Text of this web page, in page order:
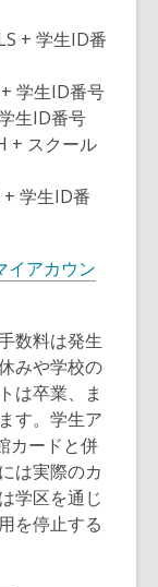
+ 学生ID番
学生ID番号
生ID番号
+ スクール
+ 学生ID番
イアカウン
数料は発生
みや学校の
は卒業、ま
す。学生ア
カードと併
は実際のカ
学区を通じ
を停止する